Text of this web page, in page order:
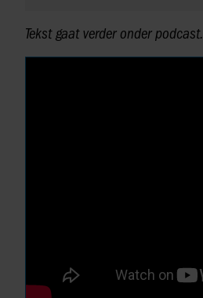
Tekst gaat verder onder podcast.